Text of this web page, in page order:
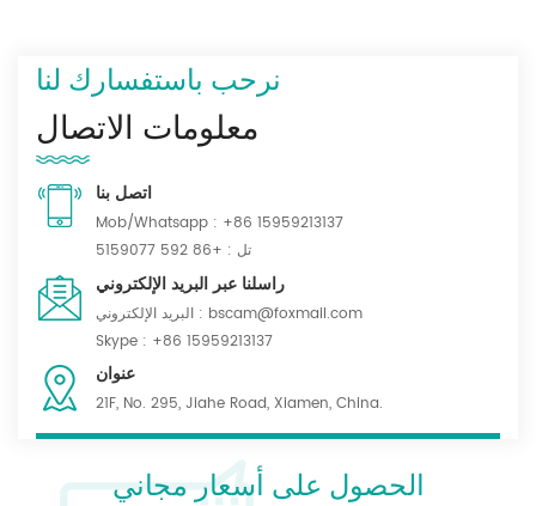
نرحب باستفسارك لنا
معلومات الاتصال
اتصل بنا
Mob/Whatsapp : +86 15959213137
تل : +86 592 5159077
راسلنا عبر البريد الإلكتروني
البريد الإلكتروني : bscam@foxmail.com
Skype : +86 15959213137
عنوان
21F, No. 295, Jiahe Road, Xiamen, China.
الحصول على أسعار مجاني